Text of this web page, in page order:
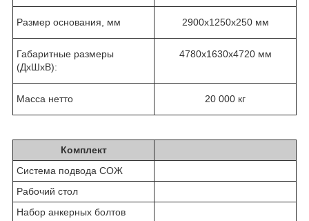
Размер основания, мм 2900х1250х250 мм
Габаритные размеры
(ДхШхВ):
4780х1630х4720 мм
Масса нетто 20 000 кг
Комплект
Система подвода СОЖ
Рабочий стол
Набор анкерных болтов